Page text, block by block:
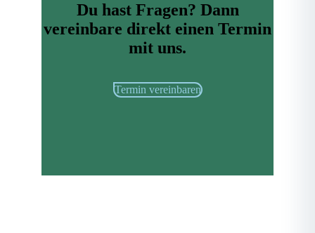
Du hast Fragen? Dann
vereinbare direkt einen Termin
mit uns.
Termin vereinbaren